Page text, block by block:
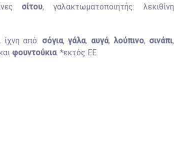
σίτου, γαλακτωματοποιητής: λεκιθίνη
ίχνη από: σόγια,γάλα, αυγά, λούπινο, σινάπι,
φουντούκια. *εκτός ΕΕ